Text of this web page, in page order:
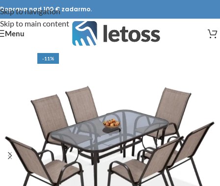
Skip to navigation
Skip to main content
Doprava nad 100 € zadarmo.
Menu
-11%